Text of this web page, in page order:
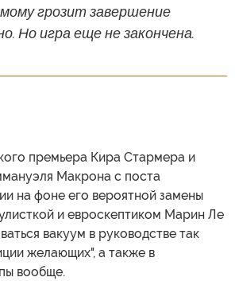
грозит завершение
Но игра еще не закончена.
премьера Кира Стармера и
Макрона с поста
на фоне его вероятной замены
и евроскептиком Марин Ле
вакуум в руководстве так
желающих", а также в
вообще.